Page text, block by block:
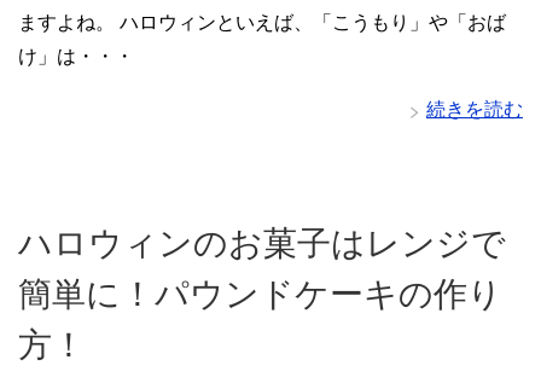
ますよね。 ハロウィンといえば、「こうもり」や「おば
け」は・・・
続きを読む
ハロウィンのお菓子はレンジで
簡単に！パウンドケーキの作り
方！